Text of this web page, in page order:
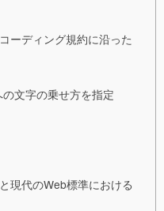
ーディング規約に沿った
文字の乗せ方を指定
現代のWeb標準における